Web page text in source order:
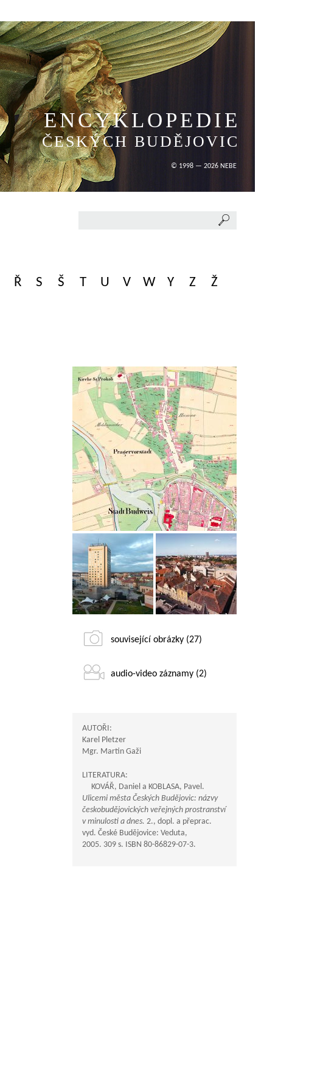
ENCYKLOPEDIE
ČESKÝCH BUDĚJOVIC
© 1998 — 2026 NEBE
Ř S Š T U V W Y Z Ž
související obrázky (27)
audio-video záznamy (2)
AUTOŘI:
Karel Pletzer
Mgr. Martin Gaži
LITERATURA:
KOVÁŘ, Daniel a KOBLASA, Pavel.
Ulicemi města Českých Budějovic: názvy
českobudějovických veřejných prostranství
v minulosti a dnes. 2., dopl. a přeprac.
vyd. České Budějovice: Veduta,
2005. 309 s. ISBN 80-86829-07-3.